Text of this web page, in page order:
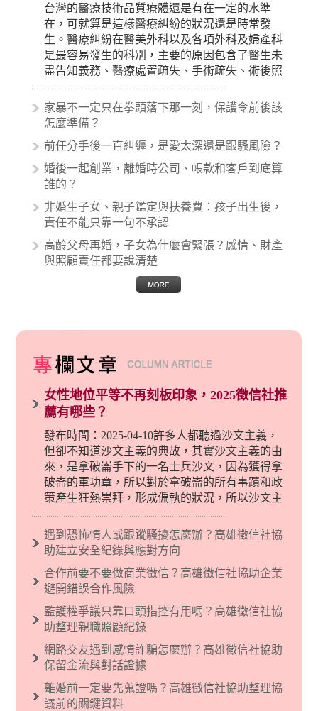
台灣的醫療技術品質療體還是有在一定的水準
在，可就算是這樣醫療糾紛的狀況還是時常發
生。醫療糾紛在醫美外科以及各項外科及婦產科
是最容易發生的科別，主要的原因包含了醫生未
盡告知義務、醫療處置疏失、手術疏失、術後照
顧失當、醫療費用的收取。雖然醫學進步，但醫
生與病患之間引起的糾紛還是經常發生。很多案
例中最後都走向訴訟流程，我們如果不幸遇到相
的內容其實非常多，有些案例…
家暴不一定只在拳頭落下那一刻，保護令前後該
怎麼準備？
前任分手後一直糾纏，是愛太深還是跟騷風險？
婚後一起創業，離婚時公司、帳款和客戶到底算
誰的？
非婚生子女、親子鑑定與扶養費：孩子出生後，
責任不能只靠一句不承認
高齡父母再婚，子女為什麼會緊張？感情、財產
與照顧責任都要說清楚
女性地位平等不再刻板印象，2025徵信社推
薦有哪些？
發布時間：2025-04-10許多人都聽過沙文主義，
但卻不知道沙文主義的典故，其實沙文主義的由
來，是拿破崙手下的一名士兵沙文，因為獲得拿
破崙的軍功章，所以對於拿破崙的所有事蹟和政
策產生狂熱崇拜，形成偏執的狀況，所以沙文主
義後來就被拿來暗指偏見和歧視，而且有沙文主
義傾向的人，通常對於自己的國家和民族有超強
烈的卓越感，因而瞧不起其他國家的人，所以沙
現了男性沙文…
遇到恐怖情人或跟蹤騷擾怎麼辦？高雄徵信社協
助建立安全紀錄與應對方向
合作前要不要做商業徵信？高雄徵信社協助企業
避開錯誤合作風險
監護權爭議只靠口頭指控有用嗎？高雄徵信社協
助整理親職照顧紀錄
網路交友遇到感情詐騙怎麼辦？高雄徵信社協助
保留金流與對話證據
離婚前一定要先蒐證嗎？高雄徵信社協助整理協
議前的關鍵資料